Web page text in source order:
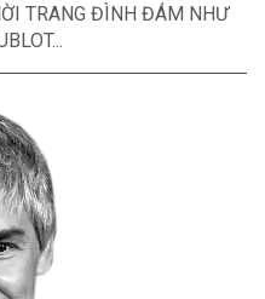
TRANG ĐÌNH ĐÁM NHƯ